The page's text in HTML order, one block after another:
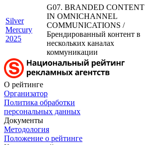
Silver
Mercury
2025
G07. BRANDED CONTENT
IN OMNICHANNEL
COMMUNICATIONS /
Брендированный контент в
нескольких каналах
коммуникации
О рейтинге
Организатор
Политика обработки
персональных данных
Документы
Методология
Положение о рейтинге